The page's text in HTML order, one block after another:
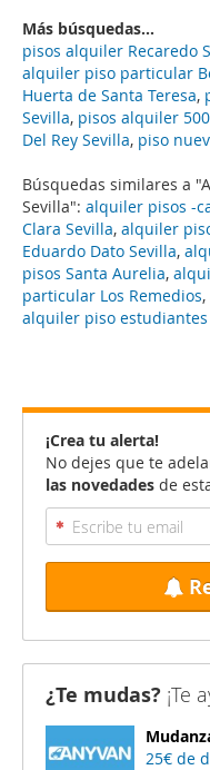
Búsquedas similares a
Sevilla": alquiler pisos -
Clara Sevilla, alquiler
Eduardo Dato Sevilla,
pisos Santa Aurelia,
particular Los Remedios,
alquiler piso estudiantes
Más búsquedas...
pisos alquiler Recaredo
alquiler piso particular
Huerta de Santa Teresa,
Sevilla, pisos alquiler
Del Rey Sevilla, piso
¡Crea tu alerta!
No dejes que te
las novedades de
¿Te mudas? ¡Te
25€ de